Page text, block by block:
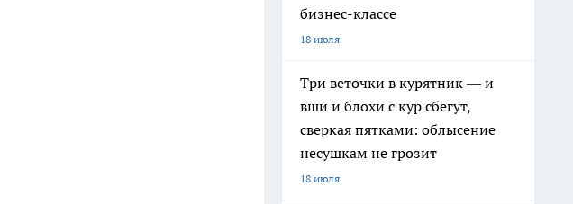
бизнес-классе
18 июля
Три веточки в курятник — и
вши и блохи с кур сбегут,
сверкая пятками: облысение
несушкам не грозит
18 июля